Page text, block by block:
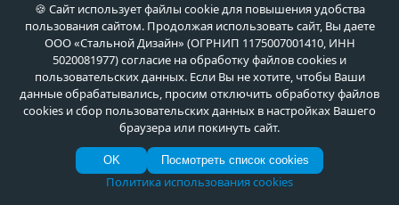
+7 (495) 411-44-41
г. Москва, ул. Флотская, д. 5А
🍪 Сайт использует файлы cookie для повышения удобства
пользования сайтом. Продолжая использовать сайт, Вы даете
ООО «Стальной Дизайн» (ОГРНИП 1175007001410, ИНН
5020081977) согласие на обработку файлов cookies и
пользовательских данных. Если Вы не хотите, чтобы Ваши
данные обрабатывались, просим отключить обработку файлов
cookies и сбор пользовательских данных в настройках Вашего
браузера или покинуть сайт.
OK Посмотреть список cookies
Политика использования cookies